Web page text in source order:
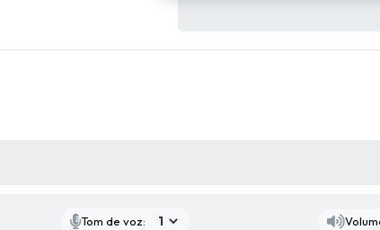
Tom de voz: